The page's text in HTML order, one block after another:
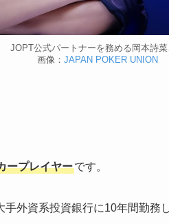
JOPT公式パートナーを務める岡本詩菜
画像： JAPAN POKER UNION
ープレイヤーです。
外資系投資銀行に10年間勤務